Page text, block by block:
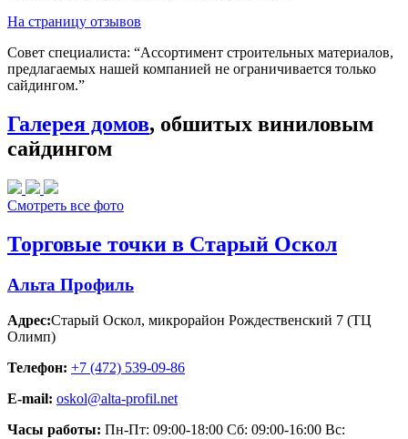
На страницу отзывов
Совет специалиста: “Ассортимент строительных материалов,
предлагаемых нашей компанией не ограничивается только
сайдингом.”
Галерея домов, обшитых виниловым
сайдингом
Смотреть все фото
Торговые точки в Старый Оскол
Альта Профиль
Адрес:Старый Оскол, микрорайон Рождественский 7 (ТЦ
Олимп)
Телефон: +7 (472) 539-09-86
E-mail: oskol@alta-profil.net
Часы работы: Пн-Пт: 09:00-18:00 Сб: 09:00-16:00 Вс: